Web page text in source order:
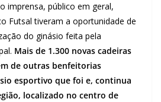
imprensa, público em geral,
Futsal tiveram a oportunidade de
do ginásio feita pela
Mais de 1.300 novas cadeiras
de outras benfeitorias
esportivo que foi e, continua
localizado no centro de